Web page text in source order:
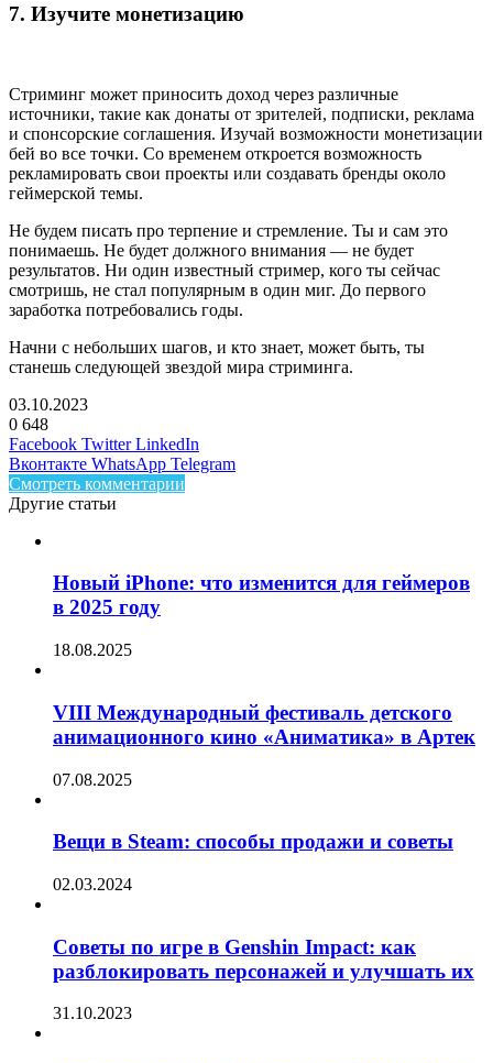
7. Изучите монетизацию
Стриминг может приносить доход через различные
источники, такие как донаты от зрителей, подписки, реклама
и спонсорские соглашения. Изучай возможности монетизации
бей во все точки. Со временем откроется возможность
рекламировать свои проекты или создавать бренды около
геймерской темы.
Не будем писать про терпение и стремление. Ты и сам это
понимаешь. Не будет должного внимания — не будет
результатов. Ни один известный стример, кого ты сейчас
смотришь, не стал популярным в один миг. До первого
заработка потребовались годы.
Начни с небольших шагов, и кто знает, может быть, ты
станешь следующей звездой мира стриминга.
03.10.2023
0 648
Facebook Twitter LinkedIn
Вконтакте WhatsApp Telegram
Смотреть комментарии
Другие статьи
Новый iPhone: что изменится для геймеров
в 2025 году
18.08.2025
VIII Международный фестиваль детского
анимационного кино «Аниматика» в Артек
07.08.2025
Вещи в Steam: способы продажи и советы
02.03.2024
Советы по игре в Genshin Impact: как
разблокировать персонажей и улучшать их
31.10.2023